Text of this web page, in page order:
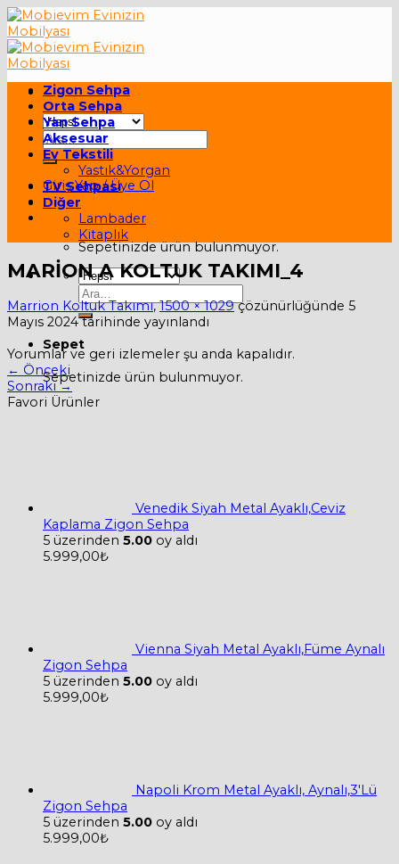
Skip
to
content
Ara:
Giriş Yap / Üye Ol
Sepet /0,00₺
Sepetinizde ürün bulunmuyor.
Ara:
Sepet
Sepetinizde ürün bulunmuyor.
Zigon Sehpa
Orta Sehpa
Yan Sehpa
Aksesuar
Ev Tekstili
Yastık&Yorgan
TV Sehpası
Diğer
Lambader
Kitaplık
MARİON A KOLTUK TAKIMI_4
Marrion Koltuk Takımı,1500 × 1029çözünürlüğünde 5
Mayıs 2024tarihinde yayınlandı
Yorumlar ve geri izlemeler şu anda kapalıdır.
← Önceki
Sonraki→
Favori Ürünler
Venedik Siyah Metal Ayaklı,Ceviz
Kaplama Zigon Sehpa
5 üzerinden 5.00 oy aldı
5.999,00₺
Vienna Siyah Metal Ayaklı,Füme Aynalı
Zigon Sehpa
5 üzerinden 5.00 oy aldı
5.999,00₺
Napoli Krom Metal Ayaklı, Aynalı,3'Lü
Zigon Sehpa
5 üzerinden 5.00 oy aldı
5.999,00₺